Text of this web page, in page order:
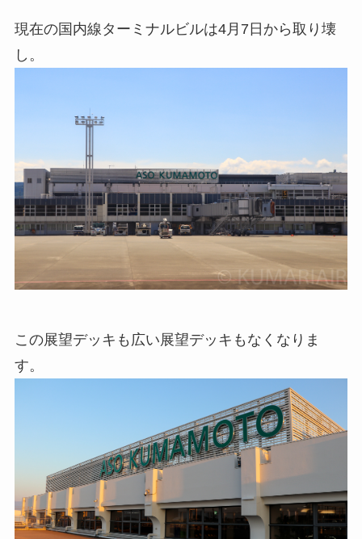
現在の国内線ターミナルビルは4月7日から取り壊
し。
この展望デッキも広い展望デッキもなくなりま
す。